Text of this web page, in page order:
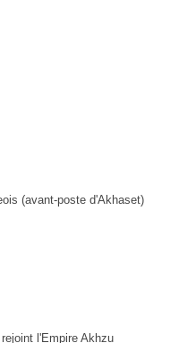
(avant-poste d'Akhaset)
l'Empire Akhzu